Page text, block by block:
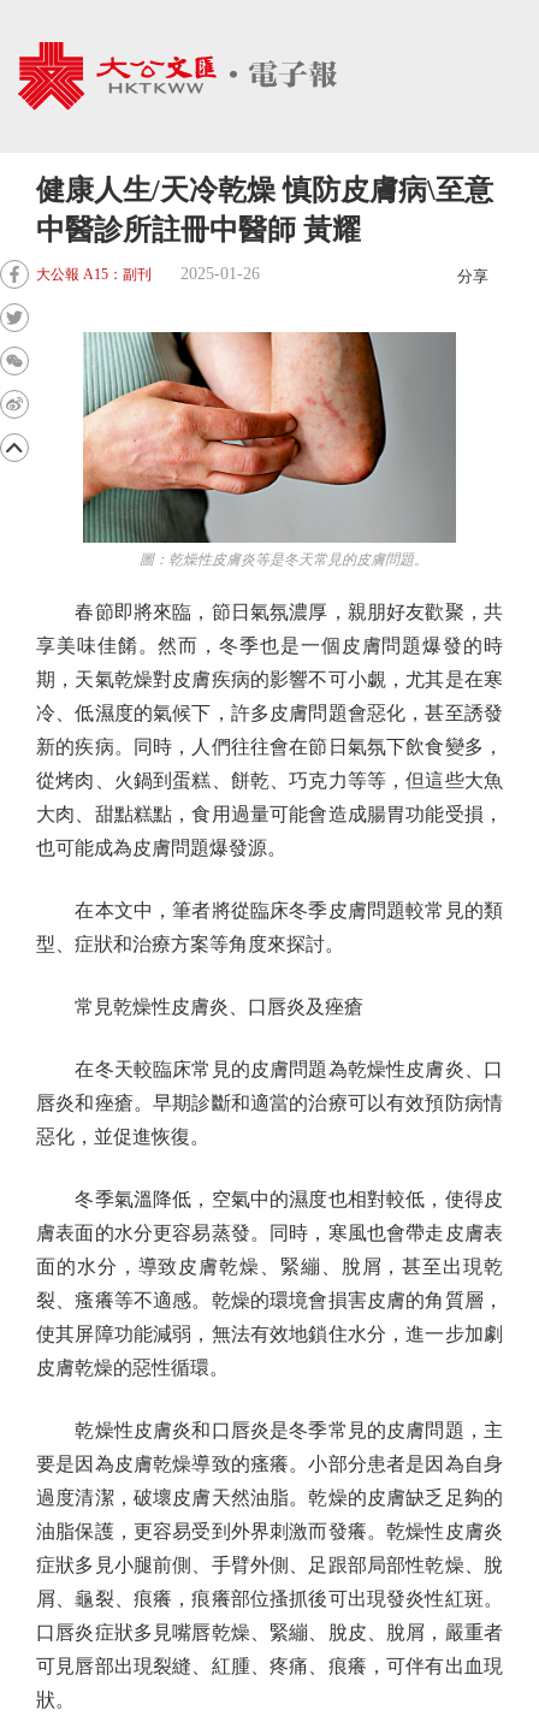
健康人生/天冷乾燥 慎防皮膚病\至意
中醫診所註冊中醫師 黃耀
大公報 A15：副刊 2025-01-26 分享
圖：乾燥性皮膚炎等是冬天常見的皮膚問題。
春節即將來臨，節日氣氛濃厚，親朋好友歡聚，共
享美味佳餚。然而，冬季也是一個皮膚問題爆發的時
期，天氣乾燥對皮膚疾病的影響不可小覷，尤其是在寒
冷、低濕度的氣候下，許多皮膚問題會惡化，甚至誘發
新的疾病。同時，人們往往會在節日氣氛下飲食變多，
從烤肉、火鍋到蛋糕、餅乾、巧克力等等，但這些大魚
大肉、甜點糕點，食用過量可能會造成腸胃功能受損，
也可能成為皮膚問題爆發源。
在本文中，筆者將從臨床冬季皮膚問題較常見的類
型、症狀和治療方案等角度來探討。
常見乾燥性皮膚炎、口唇炎及痤瘡
在冬天較臨床常見的皮膚問題為乾燥性皮膚炎、口
唇炎和痤瘡。早期診斷和適當的治療可以有效預防病情
惡化，並促進恢復。
冬季氣溫降低，空氣中的濕度也相對較低，使得皮
膚表面的水分更容易蒸發。同時，寒風也會帶走皮膚表
面的水分，導致皮膚乾燥、緊繃、脫屑，甚至出現乾
裂、瘙癢等不適感。乾燥的環境會損害皮膚的角質層，
使其屏障功能減弱，無法有效地鎖住水分，進一步加劇
皮膚乾燥的惡性循環。
乾燥性皮膚炎和口唇炎是冬季常見的皮膚問題，主
要是因為皮膚乾燥導致的瘙癢。小部分患者是因為自身
過度清潔，破壞皮膚天然油脂。乾燥的皮膚缺乏足夠的
油脂保護，更容易受到外界刺激而發癢。乾燥性皮膚炎
症狀多見小腿前側、手臂外側、足跟部局部性乾燥、脫
屑、龜裂、痕癢，痕癢部位搔抓後可出現發炎性紅斑。
口唇炎症狀多見嘴唇乾燥、緊繃、脫皮、脫屑，嚴重者
可見唇部出現裂縫、紅腫、疼痛、痕癢，可伴有出血現
狀。